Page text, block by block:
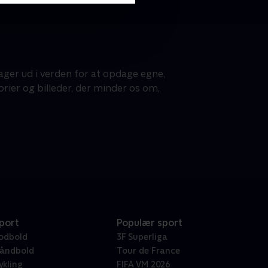
ud i verden for at opdage egne,
og billeder, der minder os om,
Populær sport
3F Superliga
Tour de France
FIFA VM 2026